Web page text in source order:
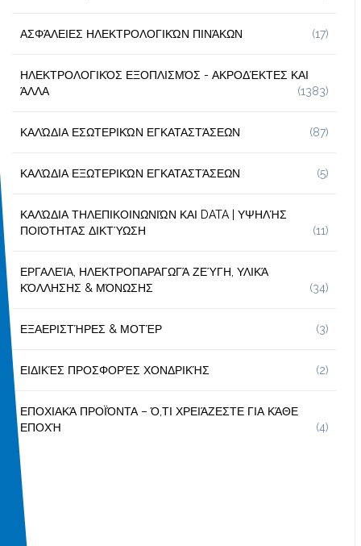
ΑΣΦΆΛΕΙΕΣ ΗΛΕΚΤΡΟΛΟΓΙΚΏΝ ΠΙΝΆΚΩΝ (17)
ΗΛΕΚΤΡΟΛΟΓΙΚΌΣ ΕΞΟΠΛΙΣΜΌΣ - ΑΚΡΟΔΈΚΤΕΣ ΚΑΙ
ΆΛΛΑ
(1383)
ΚΑΛΏΔΙΑ ΕΣΩΤΕΡΙΚΏΝ ΕΓΚΑΤΑΣΤΆΣΕΩΝ (87)
ΚΑΛΏΔΙΑ ΕΞΩΤΕΡΙΚΏΝ ΕΓΚΑΤΑΣΤΆΣΕΩΝ (5)
ΚΑΛΏΔΙΑ ΤΗΛΕΠΙΚΟΙΝΩΝΙΏΝ ΚΑΙ DATA | ΥΨΗΛΉΣ
ΠΟΙΌΤΗΤΑΣ ΔΙΚΤΎΩΣΗ
(11)
ΕΡΓΑΛΕΊΑ, ΗΛΕΚΤΡΟΠΑΡΑΓΩΓΆ ΖΕΎΓΗ, ΥΛΙΚΆ
ΚΌΛΛΗΣΗΣ & ΜΌΝΩΣΗΣ
(34)
ΕΞΑΕΡΙΣΤΉΡΕΣ & ΜΟΤΈΡ (3)
ΕΙΔΙΚΈΣ ΠΡΟΣΦΟΡΈΣ ΧΟΝΔΡΙΚΉΣ (2)
ΕΠΟΧΙΑΚΆ ΠΡΟΪΌΝΤΑ – Ό,ΤΙ ΧΡΕΙΆΖΕΣΤΕ ΓΙΑ ΚΆΘΕ
ΕΠΟΧΉ
(4)